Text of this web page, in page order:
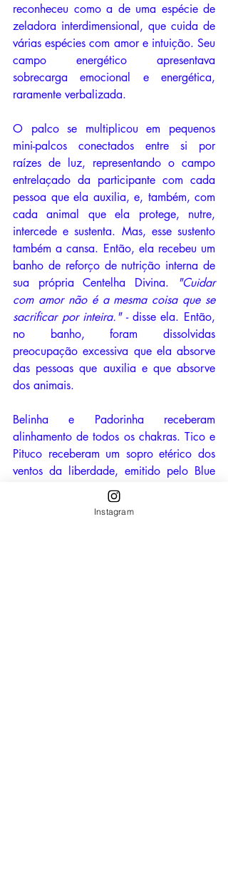
reconheceu como a de uma espécie de
zeladora interdimensional, que cuida de
várias espécies com amor e intuição. Seu
campo energético apresentava
sobrecarga emocional e energética,
raramente verbalizada.
O palco se multiplicou em pequenos
mini-palcos conectados entre si por
raízes de luz, representando o campo
entrelaçado da participante com cada
pessoa que ela auxilia, e, também, com
cada animal que ela protege, nutre,
intercede e sustenta. Mas, esse sustento
também a cansa. Então, ela recebeu um
banho de reforço de nutrição interna de
sua própria Centelha Divina.
"Cuidar
com amor não é a mesma coisa que se
sacrificar por inteira." - disse ela. Então,
no banho, foram dissolvidas
preocupação excessiva que ela absorve
das pessoas que auxilia e que absorve
dos animais.
Belinha e Padorinha receberam
alinhamento de todos os chakras. Tico e
Pituco receberam um sopro etérico dos
ventos da liberdade, emitido pelo Blue
Avian Azauzk, que ativou a
possibilidade de serem ainda mais
Instagram